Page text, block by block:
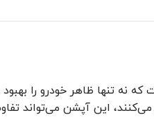
است که نه تنها ظاهر
این آپشن می‌تواند